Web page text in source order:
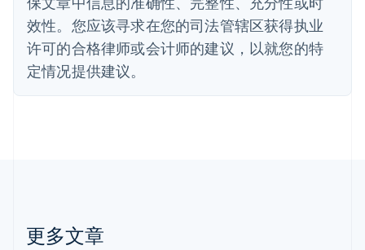
效性。您应该寻求在您的司法管辖区获得执业
许可的合格律师或会计师的建议，以就您的特
定情况提供建议。
更多文章
德国
DeutschEnglish
法国
FrançaisEnglish
芬兰
EnglishSvenska
English Italiano
拉脱维亚